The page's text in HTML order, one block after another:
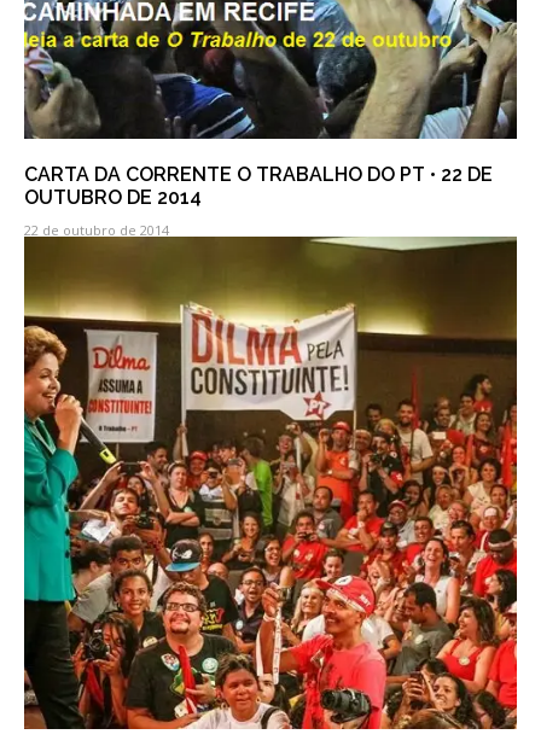
CARTA DA CORRENTE O TRABALHO DO PT • 22 DE
OUTUBRO DE 2014
22 de outubro de 2014